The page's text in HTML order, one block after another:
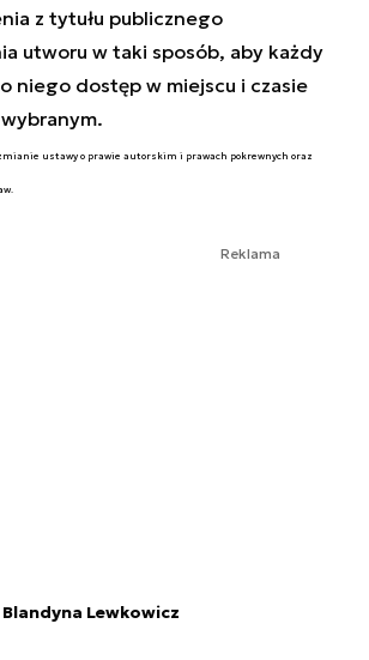
z tytułu publicznego
utworu w taki sposób, aby każdy
niego dostęp w miejscu i czasie
ustawy o prawie autorskim i prawach pokrewnych oraz
Reklama
Lewkowicz